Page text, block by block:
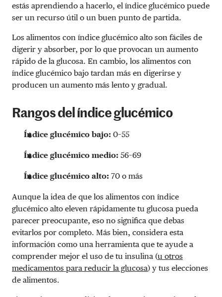
estás aprendiendo a hacerlo, el índice glucémico puede
ser un recurso útil o un buen punto de partida.
Los alimentos con índice glucémico alto son fáciles de
digerir y absorber, por lo que provocan un aumento
rápido de la glucosa. En cambio, los alimentos con
índice glucémico bajo tardan más en digerirse y
producen un aumento más lento y gradual.
Rangos del índice glucémico
Índice glucémico bajo: 0–55
Índice glucémico medio: 56–69
Índice glucémico alto: 70 o más
Aunque la idea de que los alimentos con índice
glucémico alto eleven rápidamente tu glucosa pueda
parecer preocupante, eso no significa que debas
evitarlos por completo. Más bien, considera esta
información como una herramienta que te ayude a
comprender mejor el uso de tu insulina (u otros
medicamentos para reducir la glucosa) y tus elecciones
de alimentos.